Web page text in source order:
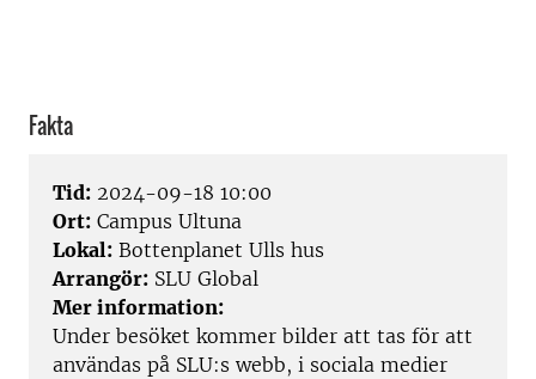
Fakta
Tid: 2024-09-18 10:00
Ort: Campus Ultuna
Lokal: Bottenplanet Ulls hus
Arrangör: SLU Global
Mer information:
Under besöket kommer bilder att tas för att
användas på SLU:s webb, i sociala medier